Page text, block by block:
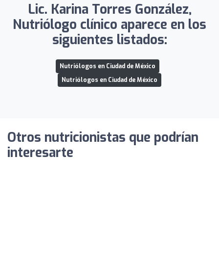
Lic. Karina Torres González,
Nutriólogo clínico aparece en los
siguientes listados:
Nutriólogos en Ciudad de México
Nutriólogos en Ciudad de México
Otros nutricionistas que podrían
interesarte